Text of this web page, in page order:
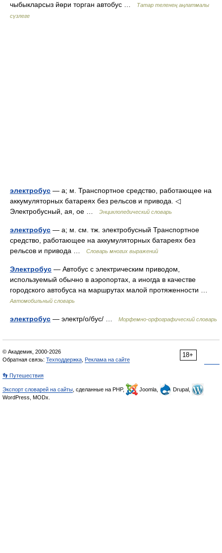
чыбыкларсыз йөри торган автобус …
Татар теленең аңлатмалы
сүзлеге
электробус — а; м. Транспортное средство, работающее на
аккумуляторных батареях без рельсов и привода. ◁
Электробусный, ая, ое …
Энциклопедический словарь
электробус — а; м. см. тж. электробусный Транспортное
средство, работающее на аккумуляторных батареях без
рельсов и привода …
Словарь многих выражений
Электробус — Автобус с электрическим приводом,
используемый обычно в аэропортах, а иногда в качестве
городского автобуса на маршрутах малой протяженности …
Автомобильный словарь
электробус — электр/о/бус/ … Морфемно-орфографический словарь
18+
© Академик, 2000-2026
Обратная связь: Техподдержка Реклама на сайте
👣 Путешествия
Экспорт словарей на сайты , сделанные на PHP, Joomla,
Drupal,
WordPress, MODx.